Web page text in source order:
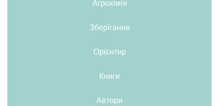
Агрохімія
Зберігання
Орієнтир
Книги
Автори